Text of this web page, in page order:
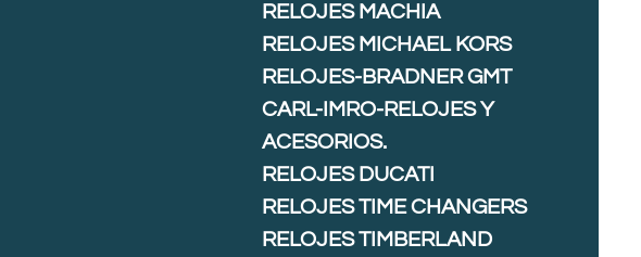
RELOJES MACHIA
RELOJES MICHAEL KORS
RELOJES-BRADNER GMT
CARL-IMRO-RELOJES Y
ACESORIOS.
RELOJES DUCATI
RELOJES TIME CHANGERS
RELOJES TIMBERLAND